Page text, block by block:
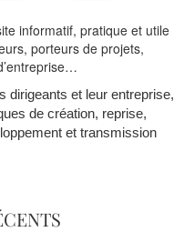
informatif, pratique et utile
porteurs de projets,
dirigeants et leur entreprise,
de création, reprise,
et transmission